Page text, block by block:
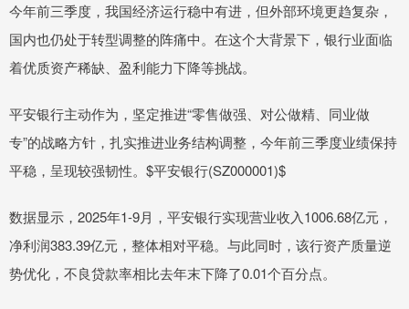
今年前三季度，我国经济运行稳中有进，但外部环境更趋复杂，
国内也仍处于转型调整的阵痛中。在这个大背景下，银行业面临
着优质资产稀缺、盈利能力下降等挑战。
平安银行主动作为，坚定推进“零售做强、对公做精、同业做
专”的战略方针，扎实推进业务结构调整，今年前三季度业绩保持
平稳，呈现较强韧性。$平安银行(SZ000001)$
数据显示，2025年1-9月，平安银行实现营业收入1006.68亿元，
净利润383.39亿元，整体相对平稳。与此同时，该行资产质量逆
势优化，不良贷款率相比去年末下降了0.01个百分点。